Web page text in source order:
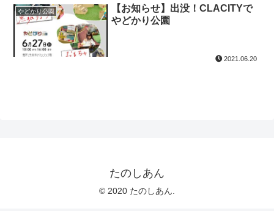
やどかり公園
【お知らせ】出没！CLACITYで
やどかり公園
2021.06.20
たのしあん
© 2020 たのしあん.